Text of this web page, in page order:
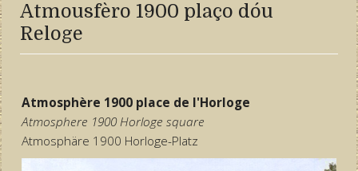
Atmousfèro 1900 plaço dóu
Reloge
Atmosphère 1900 place de l'Horloge
Atmosphere 1900 Horloge square
Atmosphäre 1900 Horloge-Platz